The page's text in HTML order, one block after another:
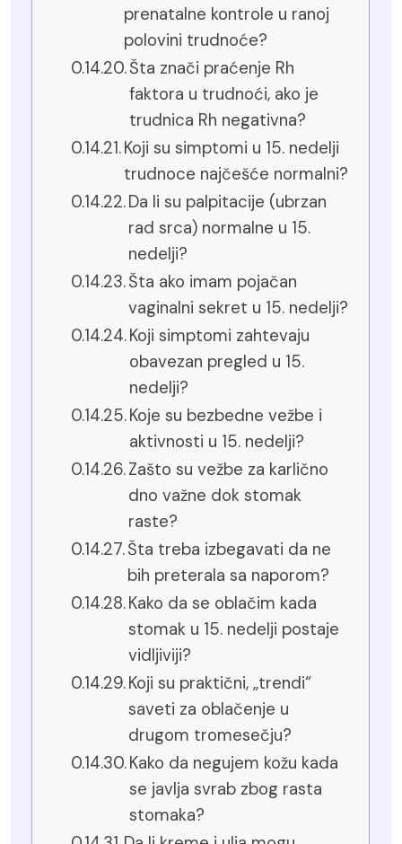
prenatalne kontrole u ranoj
polovini trudnoće?
Šta znači praćenje Rh
faktora u trudnoći, ako je
trudnica Rh negativna?
Koji su simptomi u 15. nedelji
trudnoce najčešće normalni?
Da li su palpitacije (ubrzan
rad srca) normalne u 15.
nedelji?
Šta ako imam pojačan
vaginalni sekret u 15. nedelji?
Koji simptomi zahtevaju
obavezan pregled u 15.
nedelji?
Koje su bezbedne vežbe i
aktivnosti u 15. nedelji?
Zašto su vežbe za karlično
dno važne dok stomak
raste?
Šta treba izbegavati da ne
bih preterala sa naporom?
Kako da se oblačim kada
stomak u 15. nedelji postaje
vidljiviji?
Koji su praktični, „trendi“
saveti za oblačenje u
drugom tromesečju?
Kako da negujem kožu kada
se javlja svrab zbog rasta
stomaka?